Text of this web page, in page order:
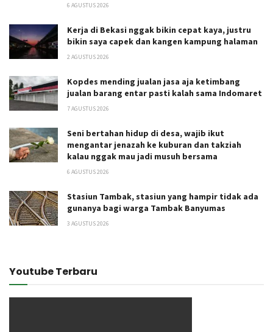
6 AGUSTUS 2026
Kerja di Bekasi nggak bikin cepat kaya, justru
bikin saya capek dan kangen kampung halaman
2 AGUSTUS 2026
Kopdes mending jualan jasa aja ketimbang
jualan barang entar pasti kalah sama Indomaret
7 AGUSTUS 2026
Seni bertahan hidup di desa, wajib ikut
mengantar jenazah ke kuburan dan takziah
kalau nggak mau jadi musuh bersama
6 AGUSTUS 2026
Stasiun Tambak, stasiun yang hampir tidak ada
gunanya bagi warga Tambak Banyumas
3 AGUSTUS 2026
Youtube Terbaru